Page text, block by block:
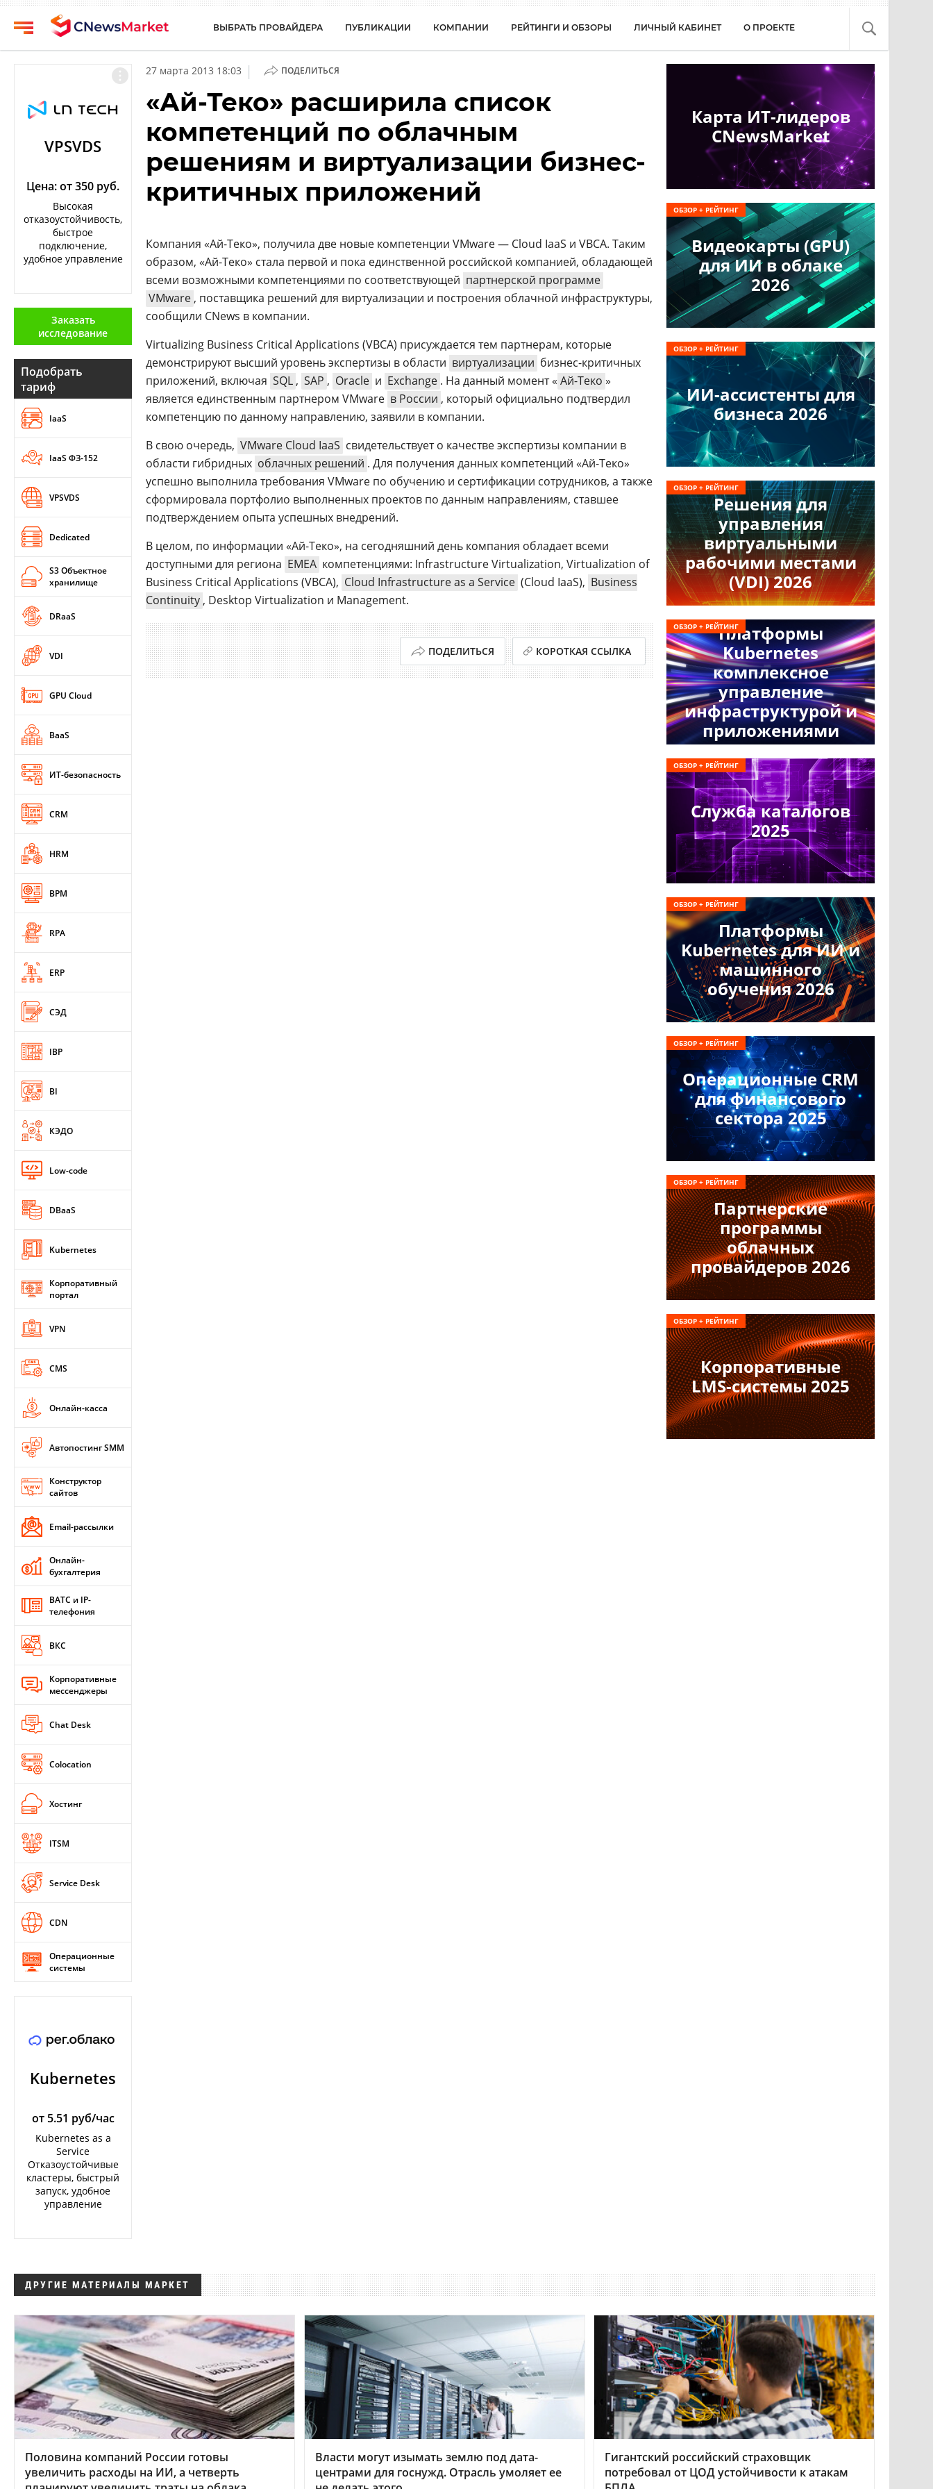
Публикации
обзоры
кабинет
проекте
Аналитика
Техника
Об
издании
Реклама
Вакансии
Контакты
Дзен
Rutube
Конференции
Техника
ВЫБРАТЬ ПРОВАЙДЕРА ПУБЛИКАЦИИ КОМПАНИИ РЕЙТИНГИ И ОБЗОРЫ ЛИЧНЫЙ КАБИНЕТ О ПРОЕКТЕ
VPSVDS
Цена: от 350 руб.
Высокая
отказоустойчивость,
быстрое
подключение,
удобное управление
Заказать
исследование
Подобрать
тариф
IaaS
IaaS ФЗ-152
VPSVDS
Dedicated
S3 Объектное
хранилище
DRaaS
VDI
GPU Cloud
BaaS
ИТ-безопасность
CRM
HRM
BPM
RPA
ERP
СЭД
IBP
BI
КЭДО
Low-code
DBaaS
Kubernetes
Корпоративный
портал
VPN
CMS
Онлайн-касса
Автопостинг SMM
Конструктор
сайтов
Email-рассылки
Онлайн-
бухгалтерия
ВАТС и IP-
телефония
ВКС
Корпоративные
мессенджеры
Chat Desk
Colocation
Хостинг
ITSM
Service Desk
CDN
Операционные
системы
Kubernetes
от 5.51 руб/час
Kubernetes as a
Service
Отказоустойчивые
кластеры, быстрый
запуск, удобное
управление
27 марта 2013 18:03 | ПОДЕЛИТЬСЯ
«Ай-Теко» расширила список
компетенций по облачным
решениям и виртуализации бизнес-
критичных приложений
Компания «Ай-Теко», получила две новые компетенции VMware — Cloud IaaS и VBCA. Таким
образом, «Ай-Теко» стала первой и пока единственной российской компанией, обладающей
всеми возможными компетенциями по соответствующей партнерской программе
VMware , поставщика решений для виртуализации и построения облачной инфраструктуры,
сообщили CNews в компании.
Virtualizing Business Critical Applications (VBCA) присуждается тем партнерам, которые
демонстрируют высший уровень экспертизы в области виртуализации бизнес-критичных
приложений, включая SQL , SAP , Oracle и Exchange . На данный момент « Ай-Теко »
является единственным партнером VMware в России , который официально подтвердил
компетенцию по данному направлению, заявили в компании.
В свою очередь, VMware Cloud IaaS свидетельствует о качестве экспертизы компании в
области гибридных облачных решений . Для получения данных компетенций «Ай-Теко»
успешно выполнила требования VMware по обучению и сертификации сотрудников, а также
сформировала портфолио выполненных проектов по данным направлениям, ставшее
подтверждением опыта успешных внедрений.
В целом, по информации «Ай-Теко», на сегодняшний день компания обладает всеми
доступными для региона EMEA компетенциями: Infrastructure Virtualization, Virtualization of
Business Critical Applications (VBCA), Cloud Infrastructure as a Service (Cloud IaaS), Business
Continuity , Desktop Virtualization и Management.
ПОДЕЛИТЬСЯ КОРОТКАЯ ССЫЛКА
Карта ИТ-лидеров
CNewsMarket
Видеокарты (GPU)
для ИИ в облаке
2026
ОБЗОР + РЕЙТИНГ
ИИ-ассистенты для
бизнеса 2026
ОБЗОР + РЕЙТИНГ
Решения для
управления
виртуальными
рабочими местами
(VDI) 2026
ОБЗОР + РЕЙТИНГ
Платформы
Kubernetes
комплексное
управление
инфраструктурой и
приложениями
ОБЗОР + РЕЙТИНГ
Служба каталогов
2025
ОБЗОР + РЕЙТИНГ
Платформы
Kubernetes для ИИ и
машинного
обучения 2026
ОБЗОР + РЕЙТИНГ
Операционные CRM
для финансового
сектора 2025
ОБЗОР + РЕЙТИНГ
Партнерские
программы
облачных
провайдеров 2026
ОБЗОР + РЕЙТИНГ
Корпоративные
LMS-системы 2025
ОБЗОР + РЕЙТИНГ
ДРУГИЕ МАТЕРИАЛЫ МАРКЕТ
Половина компаний России готовы
увеличить расходы на ИИ, а четверть
Власти могут изымать землю под дата-
центрами для госнужд. Отрасль умоляет ее
Гигантский российский страховщик
потребовал от ЦОД устойчивости к атакам